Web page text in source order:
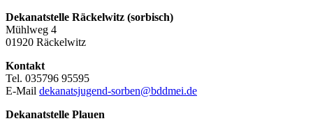
Dekanatstelle Räckelwitz (sorbisch)
Mühlweg 4
01920 Räckelwitz
Kontakt
Tel. 035796 95595
E-Mail dekanatsjugend-sorben@bddmei.de
Dekanatstelle Plauen